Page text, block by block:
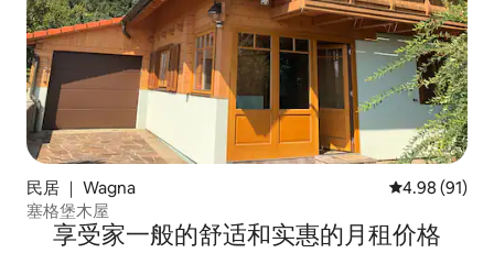
民居 ｜ Wagna 平均评分
4.98 (91)
塞格堡木屋
享受家一般的舒适和实惠的月租价格